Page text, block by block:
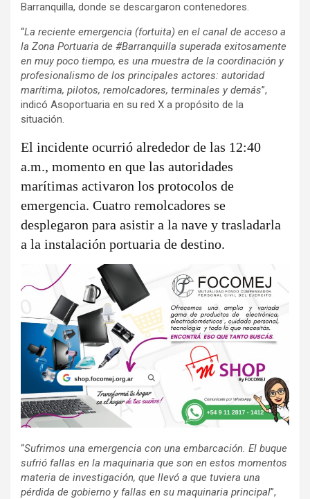
Barranquilla, donde se descargaron contenedores.
“La reciente emergencia (fortuita) en el canal de acceso a
la Zona Portuaria de #Barranquilla superada exitosamente
en muy poco tiempo, es una muestra de la coordinación y
profesionalismo de los principales actores: autoridad
marítima, pilotos, remolcadores, terminales y demás”,
indicó Asoportuaria en su red X a propósito de la
situación.
El incidente ocurrió alrededor de las 12:40
a.m., momento en que las autoridades
marítimas activaron los protocolos de
emergencia. Cuatro remolcadores se
desplegaron para asistir a la nave y trasladarla
a la instalación portuaria de destino.
“Sufrimos una emergencia con una embarcación. El buque
sufrió fallas en la maquinaria que son en estos momentos
materia de investigación, que llevó a que tuviera una
pérdida de gobierno y fallas en su maquinaria principal”,